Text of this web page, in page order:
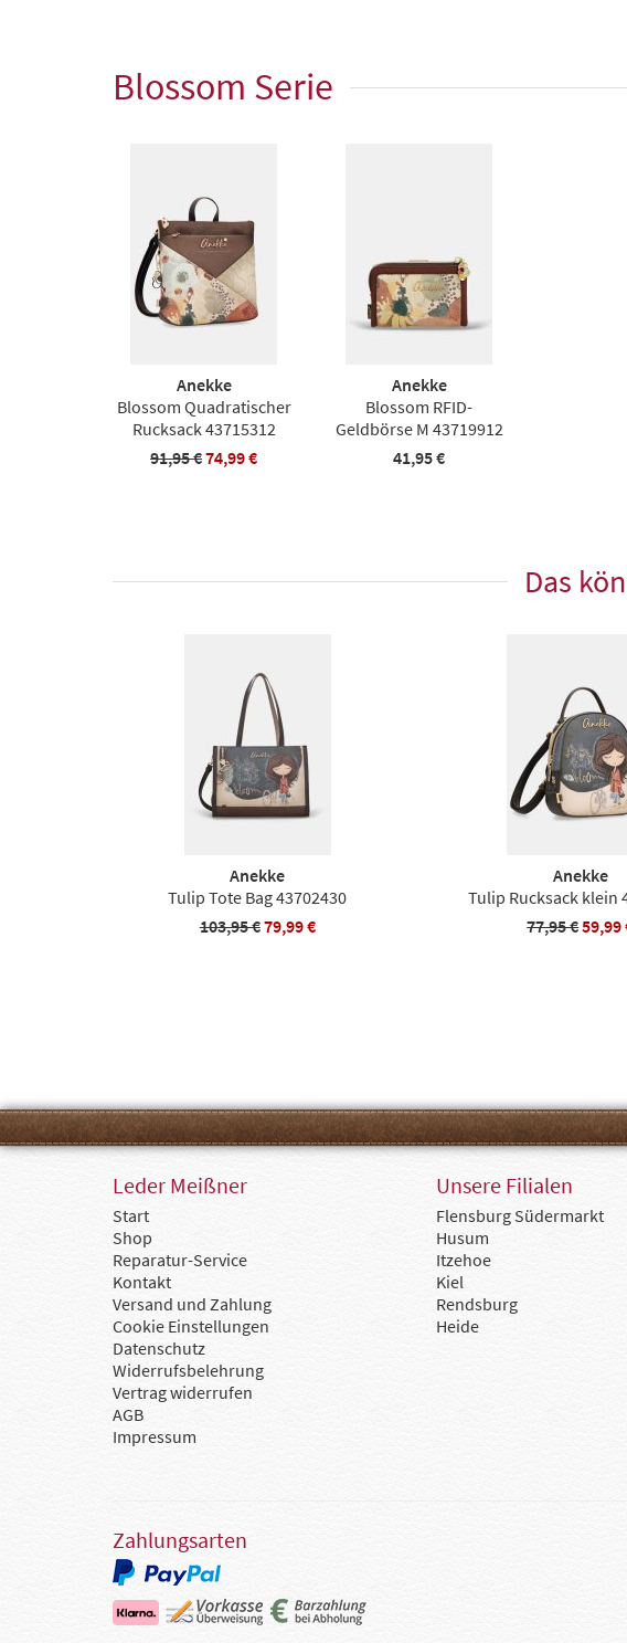
Blossom Serie
Anekke
Blossom Quadratischer
Rucksack 43715312
91,95 €74,99 €
Anekke
Blossom RFID-
Geldbörse M 43719912
41,95 €
Das
Anekke
Tulip Tote Bag 43702430
103,95 €79,99 €
Anekke
Tulip Rucksack klein
77,95 €59,99
Leder Meißner
Start
Shop
Reparatur-Service
Kontakt
Versand und Zahlung
Cookie Einstellungen
Datenschutz
Widerrufsbelehrung
Vertrag widerrufen
AGB
Impressum
Unsere Filialen
Flensburg Südermarkt
Husum
Itzehoe
Kiel
Rendsburg
Heide
Zahlungsarten